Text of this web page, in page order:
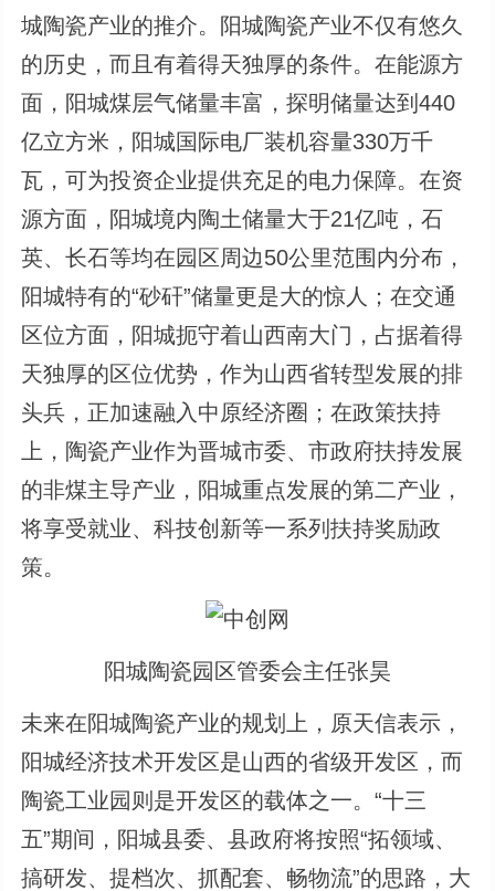
城陶瓷产业的推介。阳城陶瓷产业不仅有悠久
的历史，而且有着得天独厚的条件。在能源方
面，阳城煤层气储量丰富，探明储量达到440
亿立方米，阳城国际电厂装机容量330万千
瓦，可为投资企业提供充足的电力保障。在资
源方面，阳城境内陶土储量大于21亿吨，石
英、长石等均在园区周边50公里范围内分布，
阳城特有的“砂矸”储量更是大的惊人；在交通
区位方面，阳城扼守着山西南大门，占据着得
天独厚的区位优势，作为山西省转型发展的排
头兵，正加速融入中原经济圈；在政策扶持
上，陶瓷产业作为晋城市委、市政府扶持发展
的非煤主导产业，阳城重点发展的第二产业，
将享受就业、科技创新等一系列扶持奖励政
策。
阳城陶瓷园区管委会主任张昊
未来在阳城陶瓷产业的规划上，原天信表示，
阳城经济技术开发区是山西的省级开发区，而
陶瓷工业园则是开发区的载体之一。“十三
五”期间，阳城县委、县政府将按照“拓领域、
搞研发、提档次、抓配套、畅物流”的思路，大